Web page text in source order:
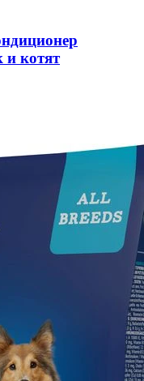
и котят